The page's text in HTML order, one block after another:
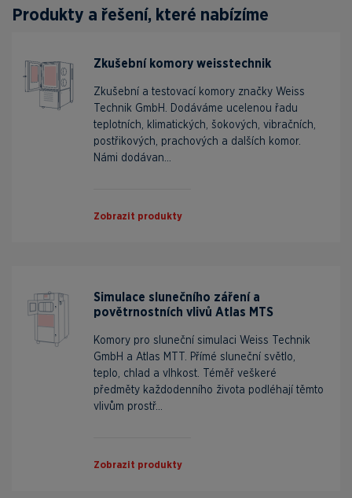
Produkty a řešení, které nabízíme
Zkušební komory weisstechnik
Zkušební a testovací komory značky Weiss
Technik GmbH. Dodáváme ucelenou řadu
teplotních, klimatických, šokových, vibračních,
postřikových, prachových a dalších komor.
Námi dodávan...
Zobrazit produkty
Simulace slunečního záření a
povětrnostních vlivů Atlas MTS
Komory pro sluneční simulaci Weiss Technik
GmbH a Atlas MTT. Přímé sluneční světlo,
teplo, chlad a vlhkost. Téměř veškeré
předměty každodenního života podléhají těmto
vlivům prostř...
Zobrazit produkty